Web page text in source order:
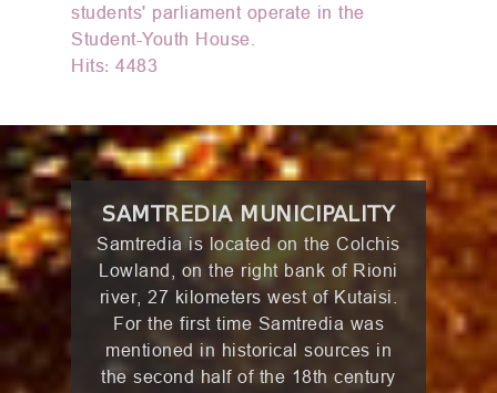
students' parliament operate in the
Student-Youth House.
Hits: 4483
SAMTREDIA MUNICIPALITY
Samtredia is located on the Colchis
Lowland, on the right bank of Rioni
river, 27 kilometers west of Kutaisi.
For the first time Samtredia was
mentioned in historical sources in
the second half of the 18th century